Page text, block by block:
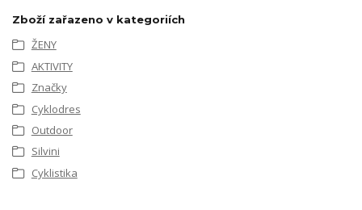
Zboží zařazeno v kategoriích
ŽENY
AKTIVITY
Značky
Cyklodres
Outdoor
Silvini
Cyklistika